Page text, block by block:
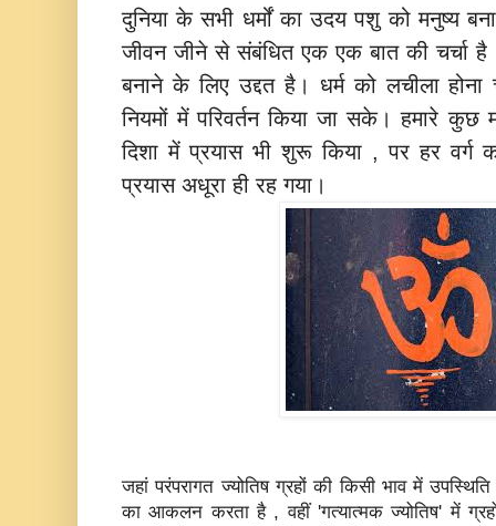
दुनिया के सभी धर्मों का उदय पशु को मनुष्‍य
जीवन जीने से संबंधित एक एक बात की चर्चा
बनाने के लिए उद्दत है। धर्म को लचीला
नियमों में परिवर्तन किया जा सके। हमारे
दिशा में प्रयास भी शुरू किया , पर हर वर्ग
प्रयास अधूरा ही रह गया।
जहां परंपरागत ज्‍योतिष ग्रहों की किसी भाव में
का आकलन करता है , वहीं 'गत्‍यात्‍मक ज्‍योतिष' में